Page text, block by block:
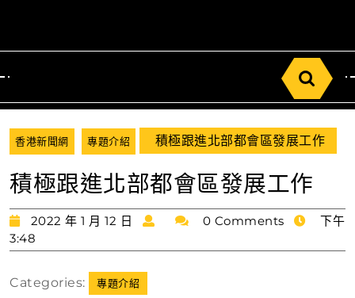
for:
香港新聞網 專題介紹 積極跟進北部都會區發展工作
積極跟進北部都會區發展工作
2022 年 1 月 12 日
2022
1
月
12
0 Comments
下午
3:48
Categories: 專題介紹